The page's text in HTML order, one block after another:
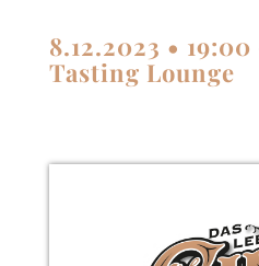
8.12.2023 •
Tasting Lounge